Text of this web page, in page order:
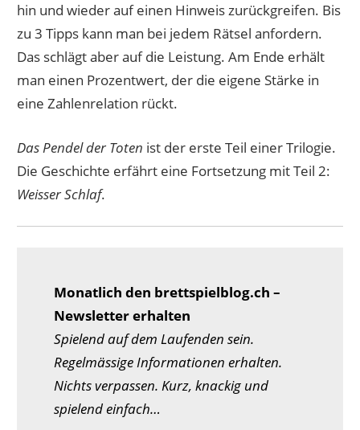
hin und wieder auf einen Hinweis zurückgreifen. Bis
zu 3 Tipps kann man bei jedem Rätsel anfordern.
Das schlägt aber auf die Leistung. Am Ende erhält
man einen Prozentwert, der die eigene Stärke in
eine Zahlenrelation rückt.
Das Pendel der Toten ist der erste Teil einer Trilogie.
Die Geschichte erfährt eine Fortsetzung mit Teil 2:
Weisser Schlaf.
Monatlich den brettspielblog.ch –
Newsletter erhalten
Spielend auf dem Laufenden sein.
Regelmässige Informationen erhalten.
Nichts verpassen. Kurz, knackig und
spielend einfach…